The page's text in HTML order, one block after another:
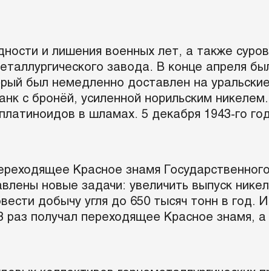
и лишения военных лет, а также
завода. В конце апреля
был немедленно доставлен на
с бронёй, усиленной норильским
в шламах. 5 декабря 1943-го
Красное знамя
новые задачи: увеличить выпуск
добычу угля до 650 тысяч тонн в год.
получал переходящее Красное знамя, а